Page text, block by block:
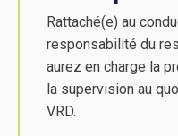
Rattaché(e) au
responsabilité du
aurez en charge la
la supervision au
VRD.